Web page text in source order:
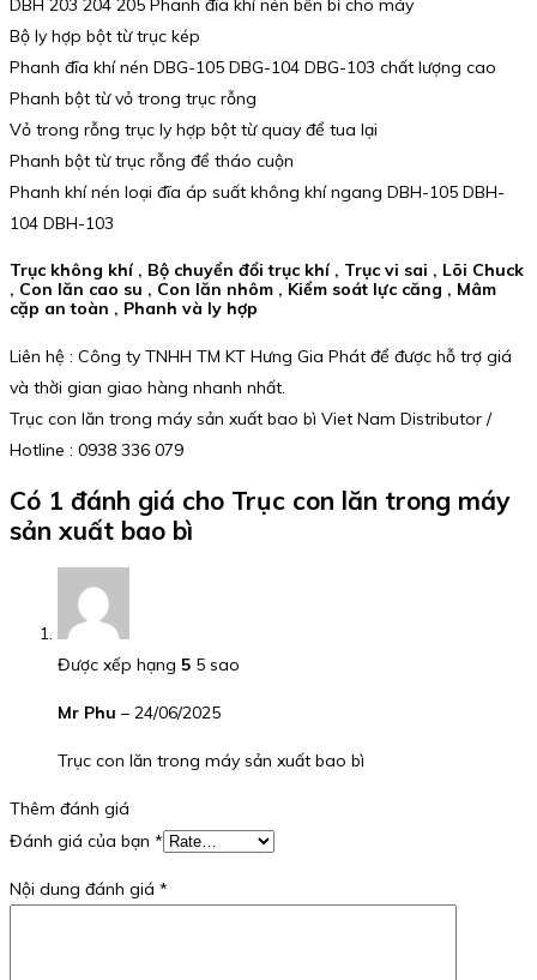
DBH 203 204 205 Phanh đĩa khí nén bền bỉ cho máy
Bộ ly hợp bột từ trục kép
Phanh đĩa khí nén DBG-105 DBG-104 DBG-103 chất lượng cao
Phanh bột từ vỏ trong trục rỗng
Vỏ trong rỗng trục ly hợp bột từ quay để tua lại
Phanh bột từ trục rỗng để tháo cuộn
Phanh khí nén loại đĩa áp suất không khí ngang DBH-105 DBH-
104 DBH-103
Trục không khí , Bộ chuyển đổi trục khí , Trục vi sai , Lõi Chuck
, Con lăn cao su , Con lăn nhôm , Kiểm soát lực căng , Mâm
cặp an toàn , Phanh và ly hợp
Liên hệ : Công ty TNHH TM KT Hưng Gia Phát để được hỗ trợ giá
và thời gian giao hàng nhanh nhất.
Trục con lăn trong máy sản xuất bao bì Viet Nam Distributor /
Hotline : 0938 336 079
Có 1 đánh giá cho Trục con lăn trong máy
sản xuất bao bì
Được xếp hạng 5 5 sao
Mr Phu – 24/06/2025
Trục con lăn trong máy sản xuất bao bì
Thêm đánh giá
Đánh giá của bạn *
Nội dung đánh giá *